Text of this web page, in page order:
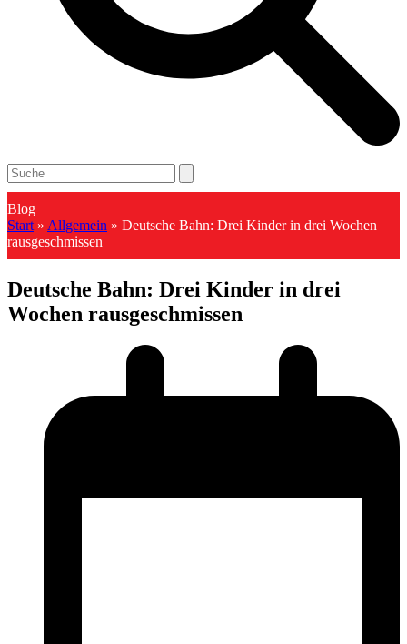
Open
mobile
menu
Close
mobile
menu
Search
Blog
Start » Allgemein » Deutsche Bahn: Drei Kinder in drei Wochen
rausgeschmissen
Deutsche Bahn: Drei Kinder in drei
Wochen rausgeschmissen